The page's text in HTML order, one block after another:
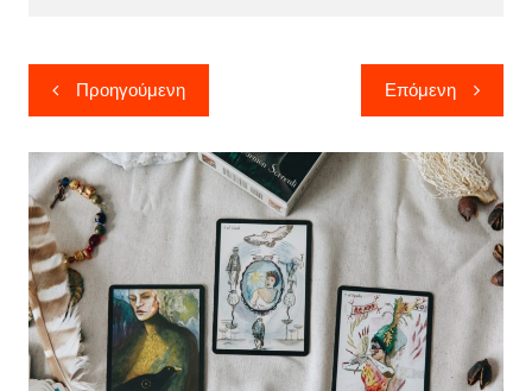
Πλοήγηση
άρθρων
Προηγούμενη Επόμενη